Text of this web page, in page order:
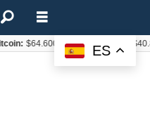
ES
$64.600,08(+2.93%)